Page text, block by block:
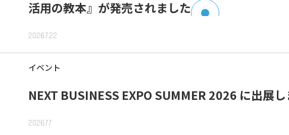
活用の教本』が発売されました
2026.7.22
イベント
NEXT BUSINESS EXPO SUMMER 2026 に出展
2026.7.7